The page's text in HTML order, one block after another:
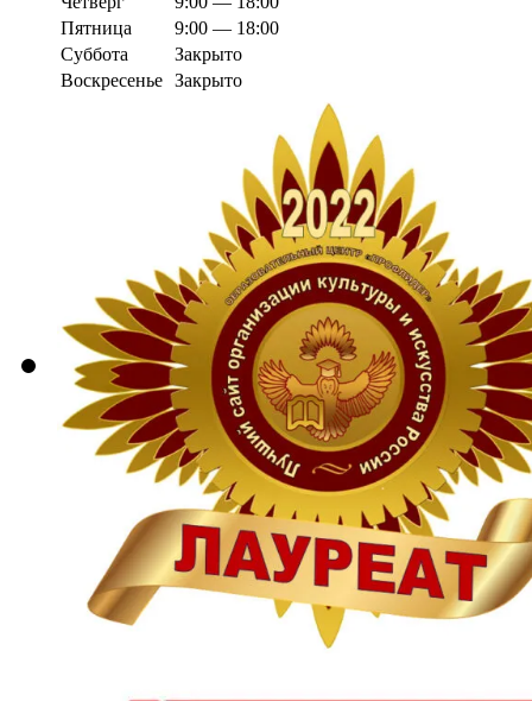
Пятница
9:00 — 18:00
Суббота
Закрыто
Воскресенье Закрыто